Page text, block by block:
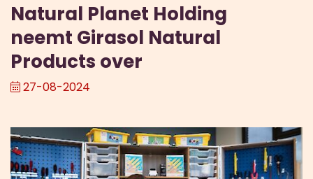
Natural Planet Holding
neemt Girasol Natural
Products over
27-08-2024